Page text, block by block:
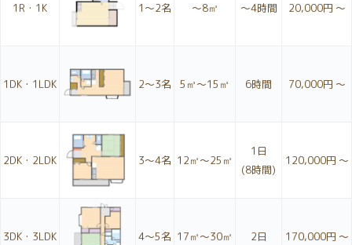
1R・1K 1〜2名 ～8㎥ ～4時間 20,000円 ～
1DK・1LDK 2〜3名 5㎥～15㎥ 6時間 70,000円 ～
2DK・2LDK 3〜4名 12㎥～25㎥
1日
(8時間)
120,000円 ～
3DK・3LDK 4〜5名 17㎥～30㎥ 2日 170,000円 ～